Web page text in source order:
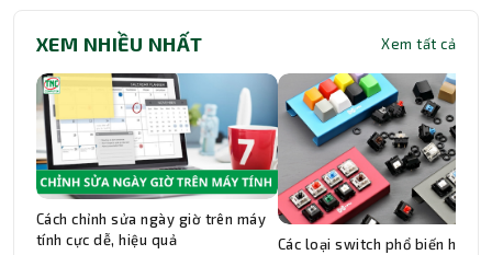
XEM NHIỀU NHẤT Xem tất cả
Cách chỉnh sửa ngày giờ trên máy
tính cực dễ, hiệu quả
Các loại switch phổ biến hiện